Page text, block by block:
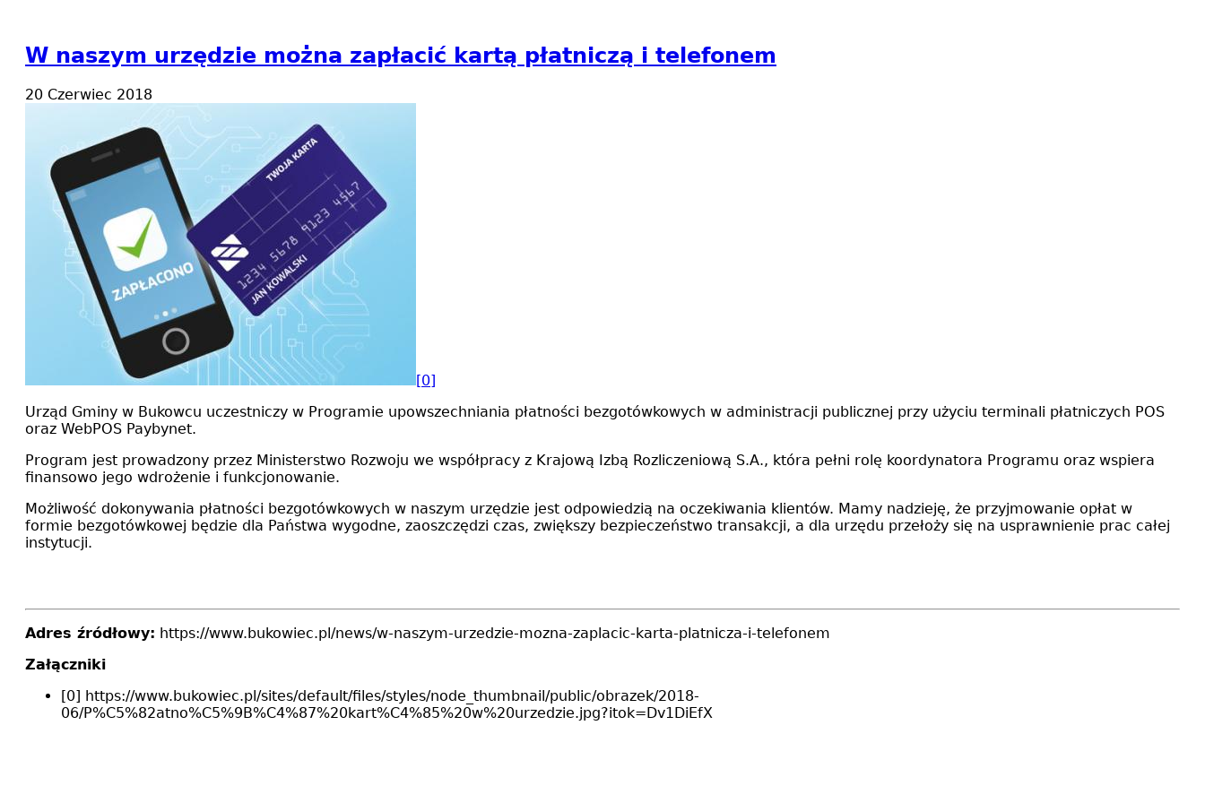
W naszym urzędzie można zapłacić kartą płatniczą i telefonem
20 Czerwiec 2018
[0]
Urząd Gminy w Bukowcu uczestniczy w Programie upowszechniania płatności bezgotówkowych w administracji publicznej przy użyciu terminali płatniczych POS
oraz WebPOS Paybynet.
Program jest prowadzony przez Ministerstwo Rozwoju we współpracy z Krajową Izbą Rozliczeniową S.A., która pełni rolę koordynatora Programu oraz wspiera
finansowo jego wdrożenie i funkcjonowanie.
Możliwość dokonywania płatności bezgotówkowych w naszym urzędzie jest odpowiedzią na oczekiwania klientów. Mamy nadzieję, że przyjmowanie opłat w
formie bezgotówkowej będzie dla Państwa wygodne, zaoszczędzi czas, zwiększy bezpieczeństwo transakcji, a dla urzędu przełoży się na usprawnienie prac całej
instytucji.
Adres źródłowy: https://www.bukowiec.pl/news/w-naszym-urzedzie-mozna-zaplacic-karta-platnicza-i-telefonem
Załączniki
[0] https://www.bukowiec.pl/sites/default/files/styles/node_thumbnail/public/obrazek/2018-
06/P%C5%82atno%C5%9B%C4%87%20kart%C4%85%20w%20urzedzie.jpg?itok=Dv1DiEfX